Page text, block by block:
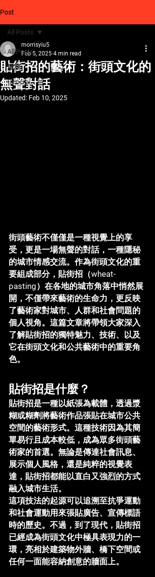
Post
All Posts
服務
General
All Posts
貼街招的藝術：街頭文化的
無聲對話
morrisyiu5
Feb 5, 2025 4 min read
Updated: Feb 10, 2025
街頭藝術不僅僅是一種視覺上的享
受，更是一場無聲的對話，一種隱秘
的城市情感交流。作為街頭文化的重
要組成部分，貼街招（wheat-
pasting）在各地的城市角落中悄然展
開，不僅帶來藝術的生命力，更反映
了藝術家對城市、人群和社會問題的
個人視角。這篇文章將帶領大家深入
了解貼街招的獨特魅力、技術、以及
它在街頭文化和公共藝術中的重要角
色。
貼街招是什麼？
貼街招是一種以紙張為載體，透過漿
糊或糊劑將藝術作品張貼在城市公共
空間的藝術形式。這種技術因為其簡
單易行且成本較低，成為眾多街頭藝
術家的首選。無論是傳達社會訊息、
展示個人風格，還是純粹的視覺表
達，貼街招都能以直白又強烈的方式
融入城市生活。
這項技法的起源可以追溯至抗爭運動
和社會運動用來張貼廣告、宣傳標語
時的歷史。不過，到了現代，貼街招
已經成為街頭文化中極具表現力的一
環，亮相於建築物外牆、橋下空間或
任何一面能容納創意的牆面上。